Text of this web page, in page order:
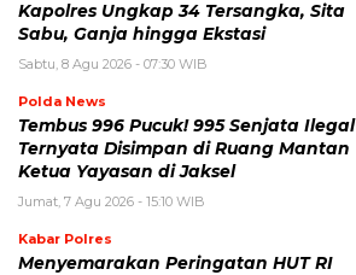
Kapolres Ungkap 34 Tersangka, Sita
Sabu, Ganja hingga Ekstasi
Sabtu, 8 Agu 2026 - 07:30 WIB
Polda News
Tembus 996 Pucuk! 995 Senjata Ilegal
Ternyata Disimpan di Ruang Mantan
Ketua Yayasan di Jaksel
Jumat, 7 Agu 2026 - 15:10 WIB
Kabar Polres
Menyemarakan Peringatan HUT RI